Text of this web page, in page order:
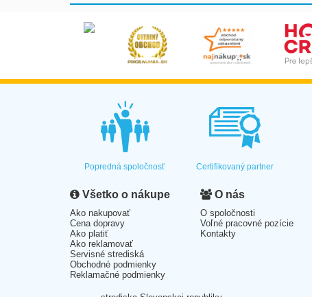
Popredná spoločnosť Certifikovaný partner
Všetko o nákupe
Ako nakupovať
Cena dopravy
Ako platiť
Ako reklamovať
Servisné strediská
Obchodné podmienky
Reklamačné podmienky
O nás
O spoločnosti
Voľné pracovné pozície
Kontakty